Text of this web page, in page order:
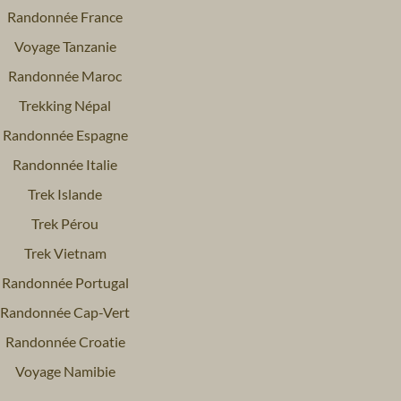
Randonnée France
Voyage Tanzanie
Randonnée Maroc
Trekking Népal
Randonnée Espagne
Randonnée Italie
Trek Islande
Trek Pérou
Trek Vietnam
Randonnée Portugal
Randonnée Cap-Vert
Randonnée Croatie
Voyage Namibie